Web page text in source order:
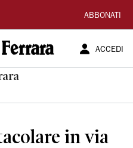
ABBONATI
ACCEDI
in via